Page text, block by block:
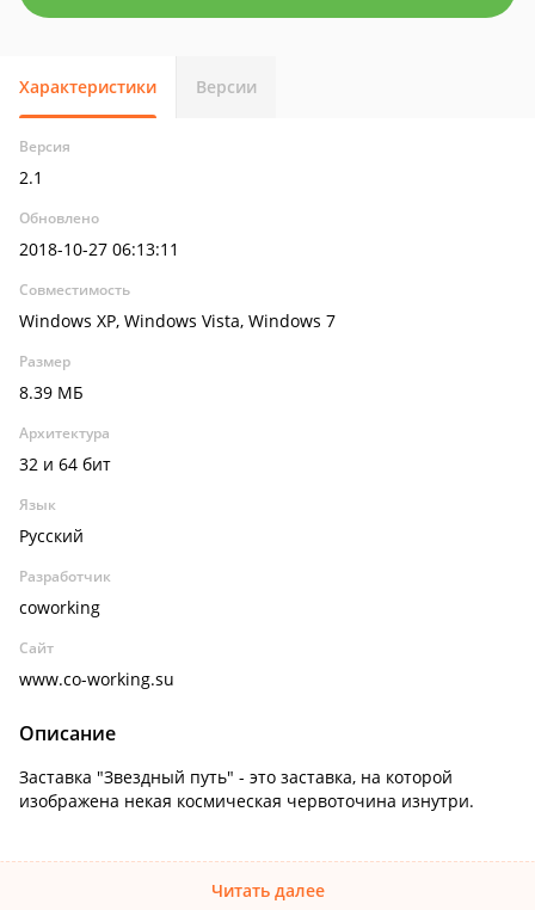
Характеристики Версии
Версия
2.1
Обновлено
2018-10-27 06:13:11
Совместимость
Windows XP, Windows Vista, Windows 7
Размер
8.39 МБ
Архитектура
32 и 64 бит
Язык
Русский
Разработчик
coworking
Сайт
www.co-working.su
Описание
Заставка "Звездный путь" - это заставка, на которой
изображена некая космическая червоточина изнутри.
Читать далее